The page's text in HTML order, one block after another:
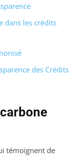
dans les crédits
des Crédits
témoignent de